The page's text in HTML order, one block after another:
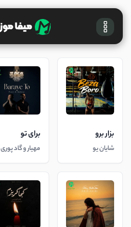
بزار برو
شایان یو
برای تو
مهیار و گاد پوری